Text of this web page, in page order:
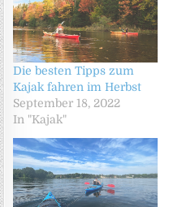
Die besten Tipps zum
Kajak fahren im Herbst
September 18, 2022
In "Kajak"